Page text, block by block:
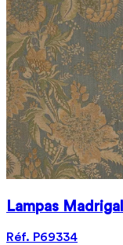
Lampas Madrigal
Réf. P69334